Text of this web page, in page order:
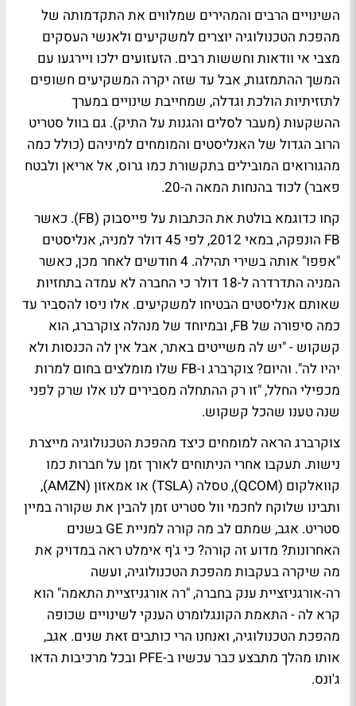
השינויים הרבים והמהירים שמלווים את התקדמותה של
מהפכת הטכנולוגיה יוצרים למשקיעים ולאנשי העסקים
מצבי אי וודאות וחששות רבים. הזעזועים ילכו ויירגעו עם
המשך ההתמזגות, אבל עד שזה יקרה המשקיעים חשופים
לתזזיתיות הולכת וגדלה, שמחייבת שינויים במערך
ההשקעות (מעבר לסלים והגנות על התיק). גם בוול סטריט
הרוב הגדול של האנליסטים והמומחים למיניהם (כולל כמה
מהגורואים המובילים בתקשורת כמו גרוס, אל אריאן ולבטח
פאבר) לכוד בהנחות המאה ה-20.
קחו כדוגמא בולטת את הכתבות על פייסבוק (FB). כאשר
FB הונפקה, במאי 2012, לפי 45 דולר למניה, אנליסטים
"אפפו" אותה בשירי תהילה. 4 חודשים לאחר מכן, כאשר
המניה התדרדרה ל-18 דולר כי החברה לא עמדה בתחזיות
שאותם אנליסטים הבטיחו למשקיעים. אלו ניסו להסביר עד
כמה סיפורה של FB, ובמיוחד של מנהלה צוקרברג, הוא
קשקוש - "יש לה משייטים באתר, אבל אין לה הכנסות ולא
יהיו לה". והיום? צוקרברג ו-FB שלו מומלצים בחום למרות
מכפילי החלל, "זו רק ההתחלה מסבירים לנו אלו שרק לפני
שנה טענו שהכל קשקוש.
צוקרברג הראה למומחים כיצד מהפכת הטכנולוגיה מייצרת
נישות. תעקבו אחרי הניתוחים לאורך זמן על חברות כמו
קוואלקום (QCOM), טסלה (TSLA) או אמאזון (AMZN),
ותבינו שלוקח לחכמי וול סטריט זמן להבין את שקורה במיין
סטריט. אגב, שמתם לב מה קורה למניית GE בשנים
האחרונות? מדוע זה קורה? כי ג'ף אימלט ראה במדויק את
מה שיקרה בעקבות מהפכת הטכנולוגיה, ועשה
רה-אורגניזציית ענק בחברה, "רה אורגניזציית התאמה" הוא
קרא לה - התאמת הקונגלומרט הענקי לשינויים שכופה
מהפכת הטכנולוגיה, ואנחנו הרי כותבים זאת שנים. אגב,
אותו מהלך מתבצע כבר עכשיו ב-PFE ובכל מרכיבות הדאו
ג'ונס.